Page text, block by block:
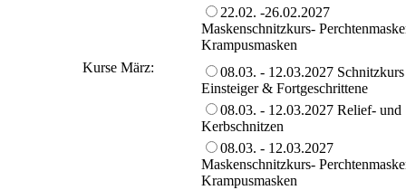
22.02. -26.02.2027
Maskenschnitzkurs-
Krampusmasken
Kurse März:
08.03. - 12.03.2027
Einsteiger & Fortgeschrittene
08.03. - 12.03.2027 Relief- und
Kerbschnitzen
08.03. - 12.03.2027
Maskenschnitzkurs-
Krampusmasken